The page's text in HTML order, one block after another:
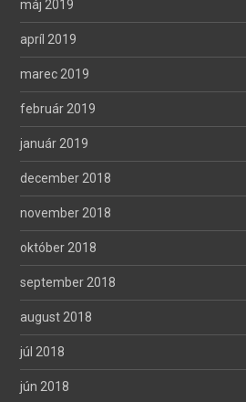
máj 2019
apríl 2019
marec 2019
február 2019
január 2019
december 2018
november 2018
október 2018
september 2018
august 2018
júl 2018
jún 2018